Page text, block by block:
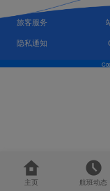
旅客服务
隐私通知
主页 航班动态